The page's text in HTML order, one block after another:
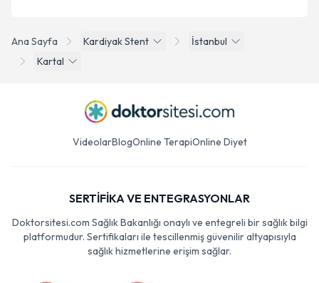
Ana Sayfa Kardiyak Stent
İstanbul
Kartal
VideolarBlogOnline TerapiOnline Diyet
SERTİFİKA VE ENTEGRASYONLAR
Doktorsitesi.com Sağlık Bakanlığı onaylı ve entegreli bir sağlık bilgi
platformudur. Sertifikaları ile tescillenmiş güvenilir altyapısıyla
sağlık hizmetlerine erişim sağlar.